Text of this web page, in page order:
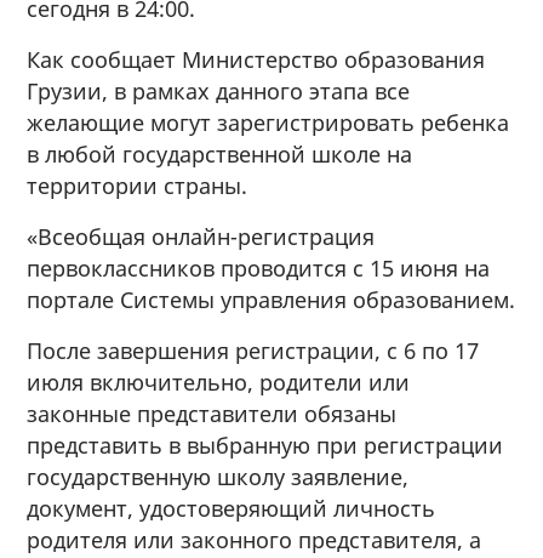
сегодня в 24:00.
Как сообщает Министерство образования
Грузии, в рамках данного этапа все
желающие могут зарегистрировать ребенка
в любой государственной школе на
территории страны.
«Всеобщая онлайн-регистрация
первоклассников проводится с 15 июня на
портале Системы управления образованием.
После завершения регистрации, с 6 по 17
июля включительно, родители или
законные представители обязаны
представить в выбранную при регистрации
государственную школу заявление,
документ, удостоверяющий личность
родителя или законного представителя, а